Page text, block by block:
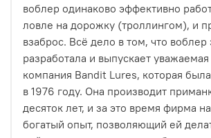
воблер одинаково эффективно
ловле на дорожку (троллингом), и
взаброс. Всё дело в том, что воблер
разработала и выпускает
компания Bandit Lures, которая
в 1976 году. Она производит
десяток лет, и за это время фирма
богатый опыт, позволяющий ей